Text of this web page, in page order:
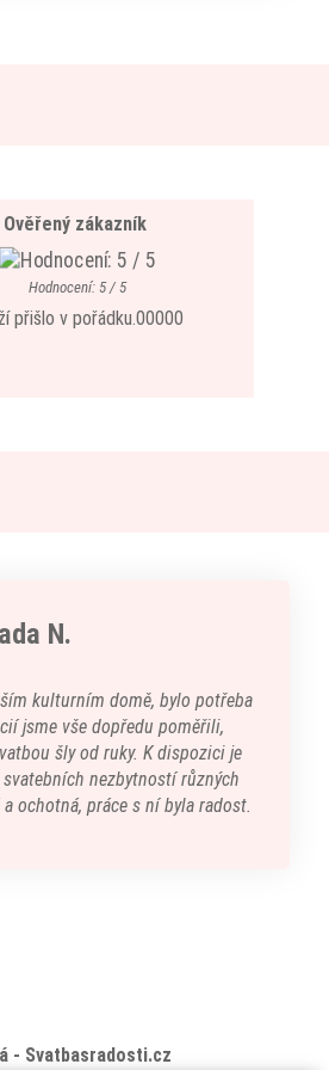
Ověřený zákazník
Hodnocení: 5 / 5
přišlo v pořádku.00000
N.
kulturním domě, bylo potřeba
jsme vše dopředu poměřili,
šly od ruky. K dispozici je
nezbytností různých
ochotná, práce s ní byla radost.
- Svatbasradosti.cz